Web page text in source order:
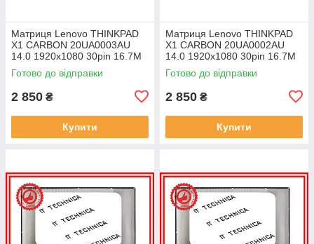
Матриця Lenovo THINKPAD
X1 CARBON 20UA0003AU
14.0 1920x1080 30pin 16.7M
45% NTSC 300 cd/m² для
ноутбука
Готово до відправки
2 850 ₴
Купити
Матриця Lenovo THINKPAD
X1 CARBON 20UA0002AU
14.0 1920x1080 30pin 16.7M
45% NTSC 300 cd/m² для
ноутбука
Готово до відправки
2 850 ₴
Купити